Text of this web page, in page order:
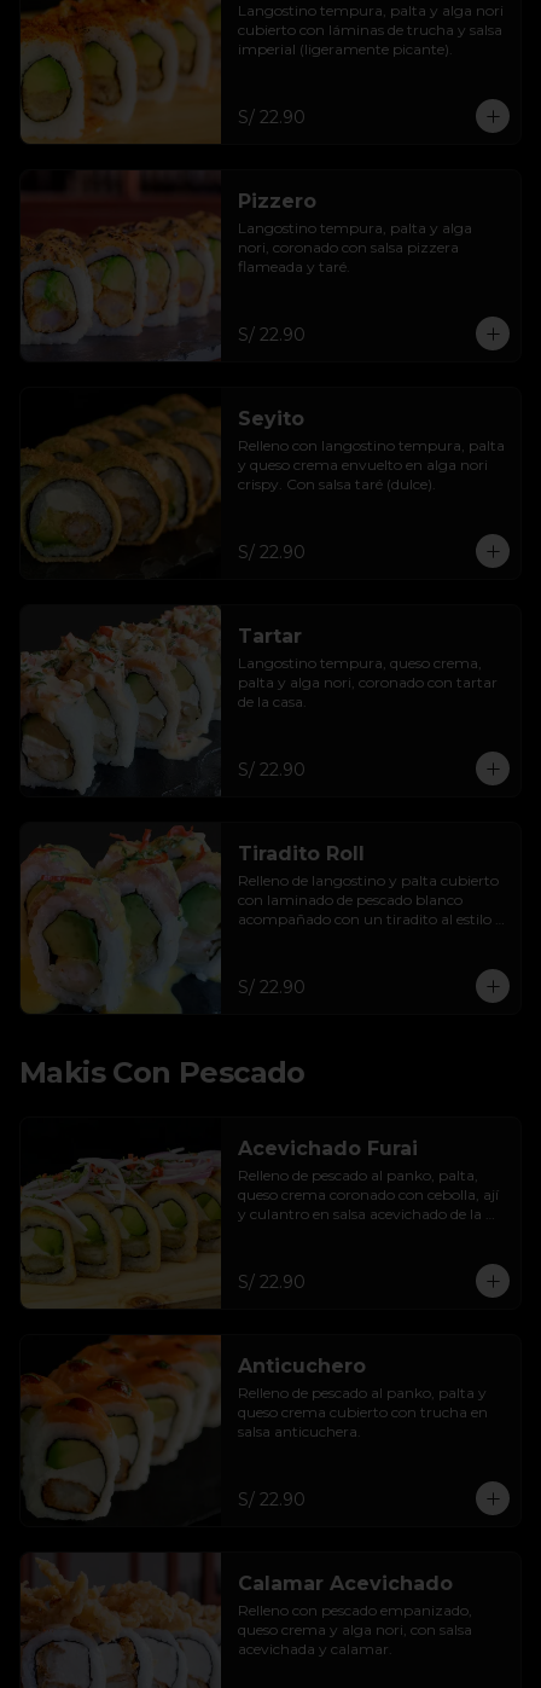
Langostino tempura, palta y alga nori
cubierto con láminas de trucha y salsa
imperial (ligeramente picante).
S/ 22.90
Pizzero
Langostino tempura, palta y alga
nori, coronado con salsa pizzera
flameada y taré.
S/ 22.90
Seyito
Relleno con langostino tempura, palta
y queso crema envuelto en alga nori
crispy. Con salsa taré (dulce).
S/ 22.90
Tartar
Langostino tempura, queso crema,
palta y alga nori, coronado con tartar
de la casa.
S/ 22.90
Tiradito Roll
Relleno de langostino y palta cubierto
con laminado de pescado blanco
acompañado con un tiradito al estilo
S/ 22.90
Makis Con Pescado
Acevichado Furai
Relleno de pescado al panko, palta,
queso crema coronado con cebolla, ají
y culantro en salsa acevichado de la
S/ 22.90
Anticuchero
Relleno de pescado al panko, palta y
queso crema cubierto con trucha en
salsa anticuchera.
S/ 22.90
Calamar Acevichado
Relleno con pescado empanizado,
queso crema y alga nori, con salsa
acevichada y calamar.